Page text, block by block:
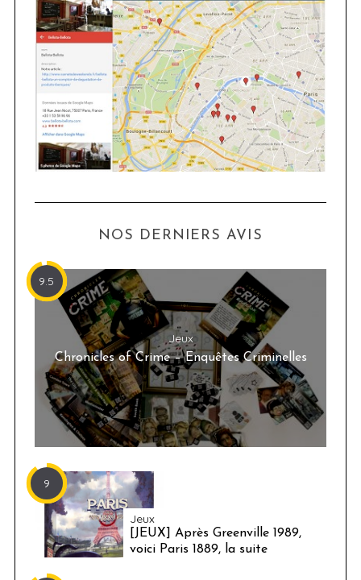
NOS DERNIERS AVIS
9.5
Jeux
Chronicles of Crime – Enquêtes Criminelles
9
Jeux
[JEUX] Après Greenville 1989,
voici Paris 1889, la suite